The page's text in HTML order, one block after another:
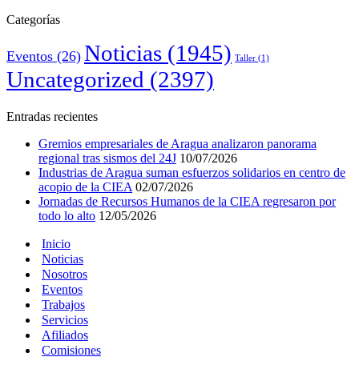
Categorías
Eventos (26) Noticias (1945) Taller (1)
Uncategorized (2397)
Entradas recientes
Gremios empresariales de Aragua analizaron panorama
regional tras sismos del 24J 10/07/2026
Industrias de Aragua suman esfuerzos solidarios en centro de
acopio de la CIEA 02/07/2026
Jornadas de Recursos Humanos de la CIEA regresaron por
todo lo alto 12/05/2026
Inicio
Noticias
Nosotros
Eventos
Trabajos
Servicios
Afiliados
Comisiones